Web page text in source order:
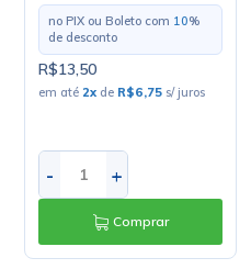
no PIX ou Boleto com 10%
de desconto
R$13,50
em até 2x de R$6,75 s/ juros
- +
Comprar